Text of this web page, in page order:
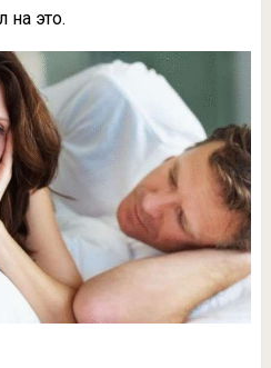
на это.